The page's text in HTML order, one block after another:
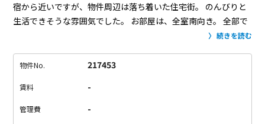
宿から近いですが、物件周辺は落ち着いた住宅街。
のんびりと
生活できそうな雰囲気でした。
お部屋は、全室南向き。 全部で
3タイプの間取りですが、全室コンパクトな1Kです。3号室タイ
お部屋です。
コンパクトでありながらも、水回りはそれぞれが
のお引越しがベストです。
のが難点ですが、
近くにはカフェやパン屋さん、ドーナツ屋さ
続きを読む
物件No. 217453
賃料 -
管理費 -